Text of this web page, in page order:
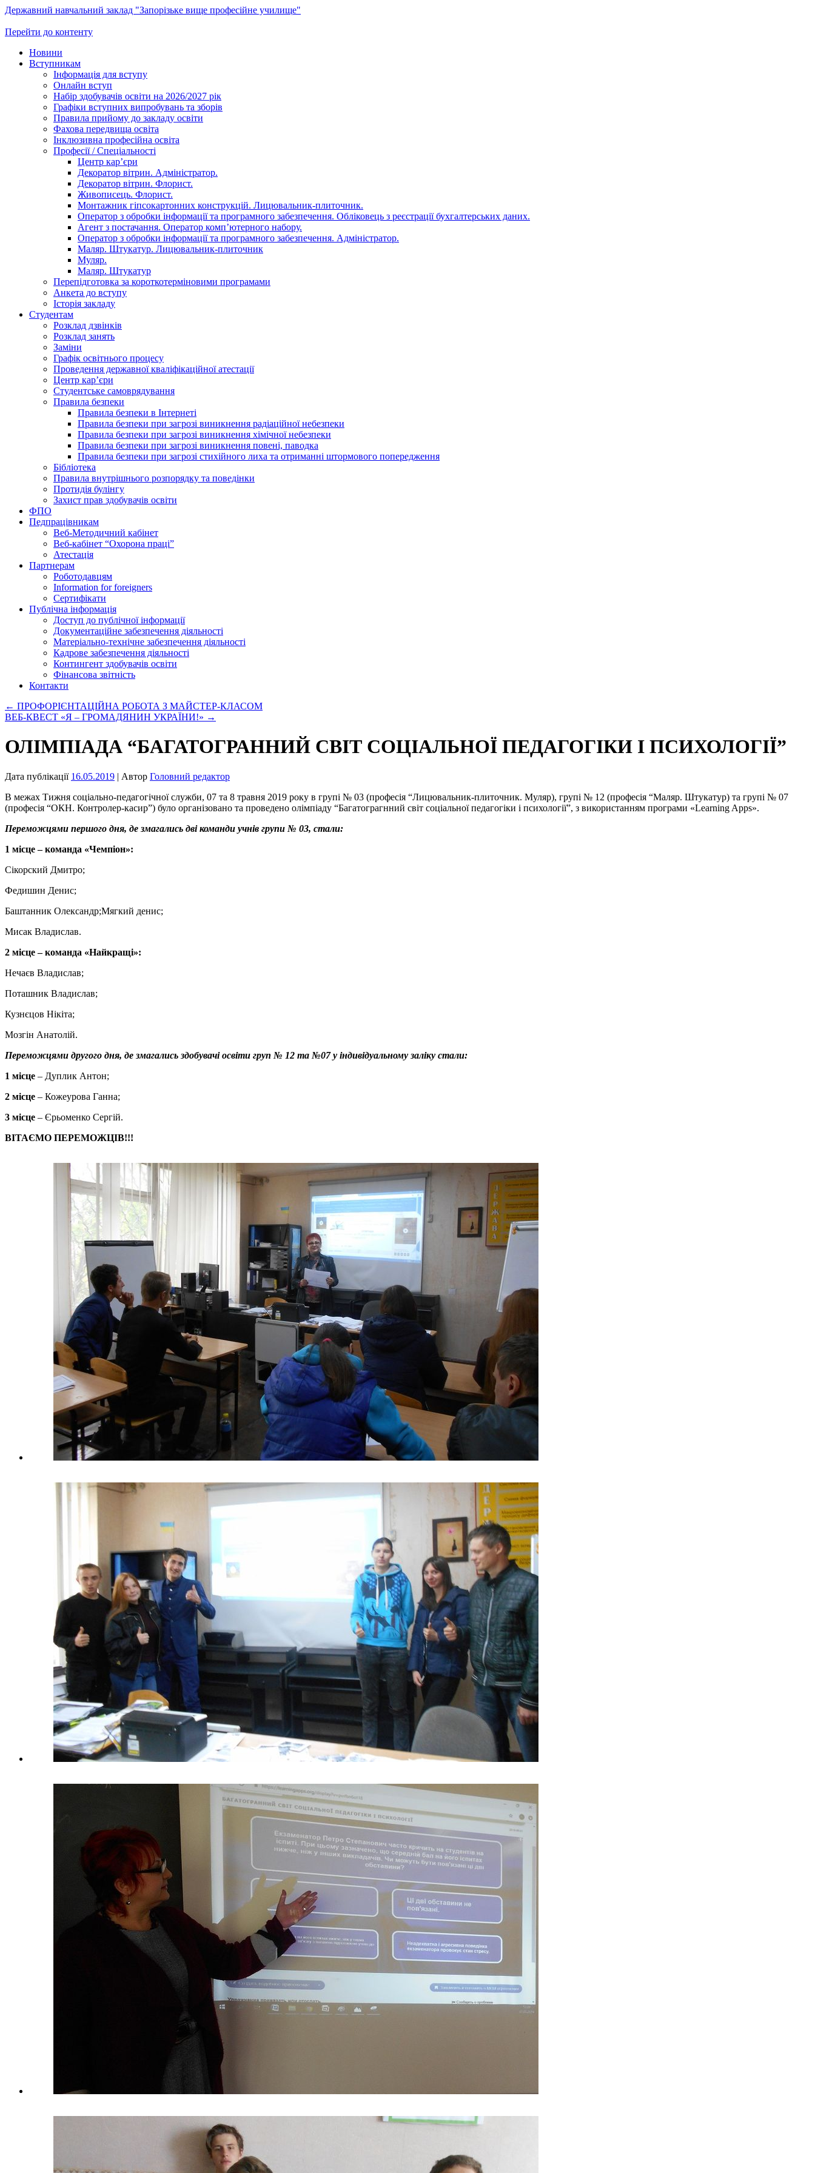
Державний навчальний заклад "Запорізьке вище професійне училище"
Перейти до контенту
Новини
Вступникам
Інформація для вступу
Онлайн вступ
Набір здобувачів освіти на 2026/2027 рік
Графіки вступних випробувань та зборів
Правила прийому до закладу освіти
Фахова передвища освіта
Інклюзивна професійна освіта
Професії / Спеціальності
Центр кар’єри
Декоратор вітрин. Адміністратор.
Декоратор вітрин. Флорист.
Живописець. Флорист.
Монтажник гіпсокартонних конструкцій. Лицювальник-плиточник.
Оператор з обробки інформації та програмного забезпечення. Обліковець з реєстрації бухгалтерських даних.
Агент з постачання. Оператор комп’ютерного набору.
Оператор з обробки інформації та програмного забезпечення. Адміністратор.
Маляр. Штукатур. Лицювальник-плиточник
Муляр.
Маляр. Штукатур
Перепідготовка за короткотерміновими програмами
Анкета до вступу
Історія закладу
Студентам
Розклад дзвінків
Розклад занять
Заміни
Графік освітнього процесу
Проведення державної кваліфікаційної атестації
Центр кар’єри
Студентське самоврядування
Правила безпеки
Правила безпеки в Інтернеті
Правила безпеки при загрозі виникнення радіаційної небезпеки
Правила безпеки при загрозі виникнення хімічної небезпеки
Правила безпеки при загрозі виникнення повені, паводка
Правила безпеки при загрозі стихійного лиха та отриманні штормового попередження
Бібліотека
Правила внутрішнього розпорядку та поведінки
Протидія булінгу
Захист прав здобувачів освіти
ФПО
Педпрацівникам
Веб-Методичний кабінет
Веб-кабінет “Охорона праці”
Атестація
Партнерам
Роботодавцям
Information for foreigners
Сертифікати
Публічна інформація
Доступ до публічної інформації
Документаційне забезпечення діяльності
Матеріально-технічне забезпечення діяльності
Кадрове забезпечення діяльності
Контингент здобувачів освіти
Фінансова звітність
Контакти
← ПРОФОРІЄНТАЦІЙНА РОБОТА З МАЙСТЕР-КЛАСОМ
ВЕБ-КВЕСТ «Я – ГРОМАДЯНИН УКРАЇНИ!» →
ОЛІМПІАДА “БАГАТОГРАННИЙ СВІТ СОЦІАЛЬНОЇ ПЕДАГОГІКИ І ПСИХОЛОГІЇ”
Дата публікації 16.05.2019 | Автор Головний редактор
В межах Тижня соціально-педагогічної служби, 07 та 8 травня 2019 року в групі № 03 (професія “Лицювальник-плиточник. Муляр), групі № 12 (професія “Маляр. Штукатур) та групі № 07
(професія “ОКН. Контролер-касир”) було організовано та проведено олімпіаду “Багатограгнний світ соціальної педагогіки і психології”, з використанням програми «Learning Apps».
Переможцями першого дня, де змагались дві команди учнів групи № 03, стали:
1 місце – команда «Чемпіон»:
Сікорский Дмитро;
Федишин Денис;
Баштанник Олександр;Мягкий денис;
Мисак Владислав.
2 місце – команда «Найкращі»:
Нечаєв Владислав;
Поташник Владислав;
Кузнєцов Нікіта;
Мозгін Анатолій.
Переможцями другого дня, де змагались здобувачі освіти груп № 12 та №07 у індивідуальному заліку стали:
1 місце – Дуплик Антон;
2 місце – Кожеурова Ганна;
3 місце – Єрьоменко Сергій.
ВІТАЄМО ПЕРЕМОЖЦІВ!!!